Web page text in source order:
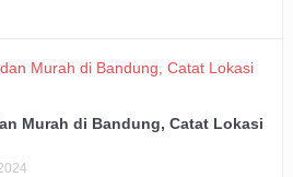
Murah di Bandung, Catat Lokasi